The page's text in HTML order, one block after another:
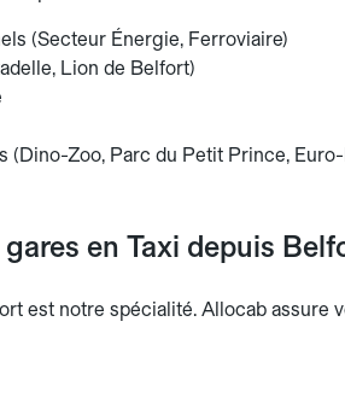
(Secteur Énergie, Ferroviaire)
Lion de Belfort)
(Dino-Zoo, Parc du Petit Prince,
en Taxi depuis
est notre spécialité. Allocab assure